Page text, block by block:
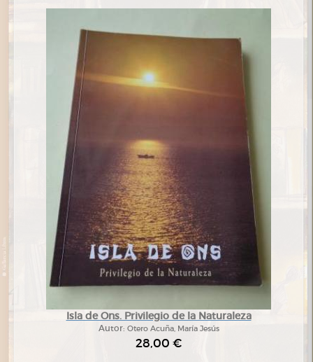
Isla de Ons. Privilegio de la Naturaleza
Autor: Otero Acuña, María Jesús
28,00 €